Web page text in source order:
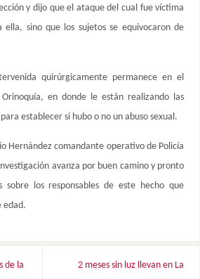
y dijo que el ataque del cual fue víctima
sino que los sujetos se equivocaron de
quirúrgicamente permanece en el
en donde le están realizando las
establecer si hubo o no un abuso sexual.
Hernández comandante operativo de Policía
avanza por buen camino y pronto
sobre los responsables de este hecho que
edad.
de la
2 meses sin luz llevan en La